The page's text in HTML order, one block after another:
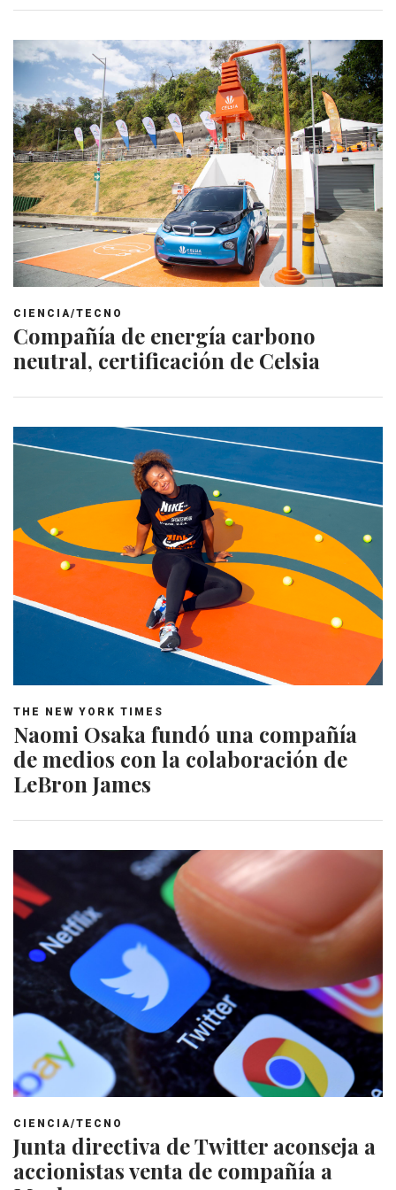
CIENCIA/TECNO
Compañía de energía carbono
neutral, certificación de Celsia
THE NEW YORK TIMES
Naomi Osaka fundó una compañía
de medios con la colaboración de
LeBron James
CIENCIA/TECNO
Junta directiva de Twitter aconseja a
accionistas venta de compañía a